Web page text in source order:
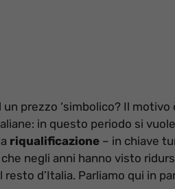
prezzo ‘simbolico? Il
in questo periodo si
riqualificazione – in chiave
negli anni hanno visto
d’Italia. Parliamo qui in